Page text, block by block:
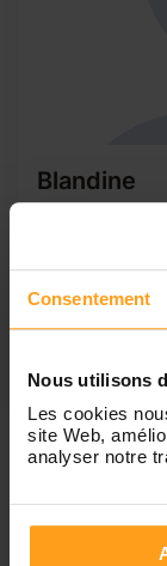
Consentement
Nous utilisons
Les cookies
site Web,
analyser notre
Blandine
Blandine, 18
Je m'appelle
Montpellier, j'ai
secours
scientifique.
que pour faire